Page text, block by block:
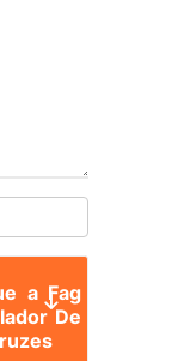
a Fag
De